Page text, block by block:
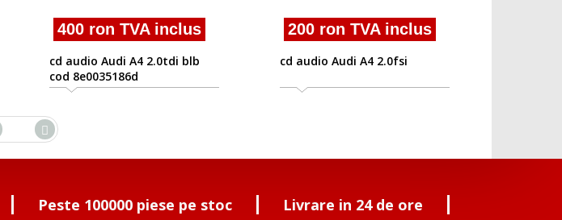
400 ron TVA inclus
cd audio Audi A4 2.0tdi blb
cod 8e0035186d
200 ron TVA inclus
cd audio Audi A4 2.0fsi
Peste 100000 piese pe stoc Livrare in 24 de ore